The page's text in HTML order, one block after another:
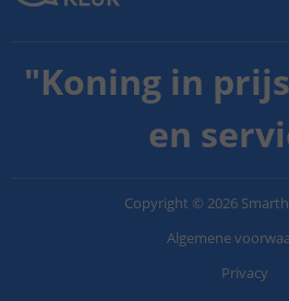
"Koning in
en
Copyright © 2026
Algemene
Privacy